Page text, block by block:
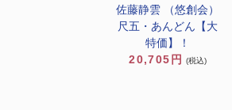
佐藤静雲 （悠創会）
尺五・あんどん【大
特価】！
20,705円
(税込)